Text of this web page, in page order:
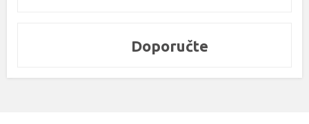
Doporučte